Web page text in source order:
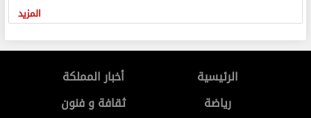
المزيد
الرئيسية
أخبار المملكة
رياضة
ثقافة و فنون